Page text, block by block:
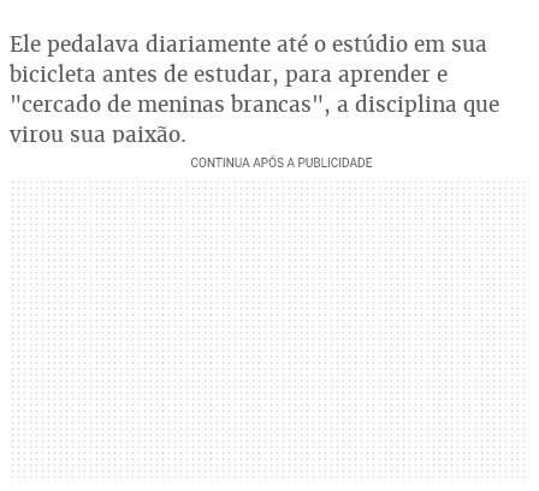
Ele pedalava diariamente até o estúdio em sua
bicicleta antes de estudar, para aprender e
"cercado de meninas brancas", a disciplina que
virou sua paixão.